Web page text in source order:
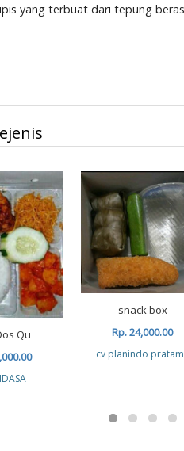
yang terbuat dari tepung
Qu
snack box
Rp. 24,000.00
cv planindo